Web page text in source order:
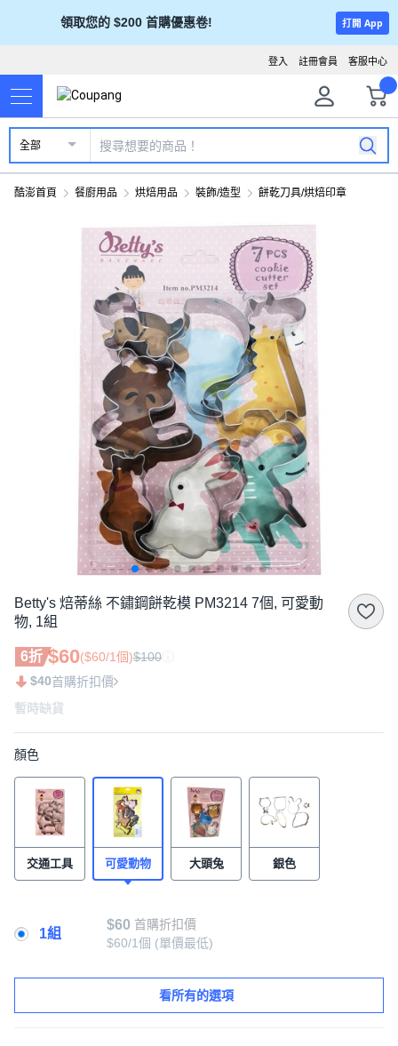
領取您的 $200 首購優惠卷! 打開 App
客服中心
註冊會員
登入
全部
酷澎首頁 餐廚用品 烘焙用品 裝飾/造型 餅乾刀具/烘焙印章
Betty's 焙蒂絲 不鏽鋼餅乾模 PM3214 7個, 可愛動
物, 1組
6折 $60($60/1個)$100
$40首購折扣價
暫時缺貨
顏色
交通工具 可愛動物 大頭兔 銀色
1組
$60 首購折扣價
$60/1個 (單價最低)
看所有的選項